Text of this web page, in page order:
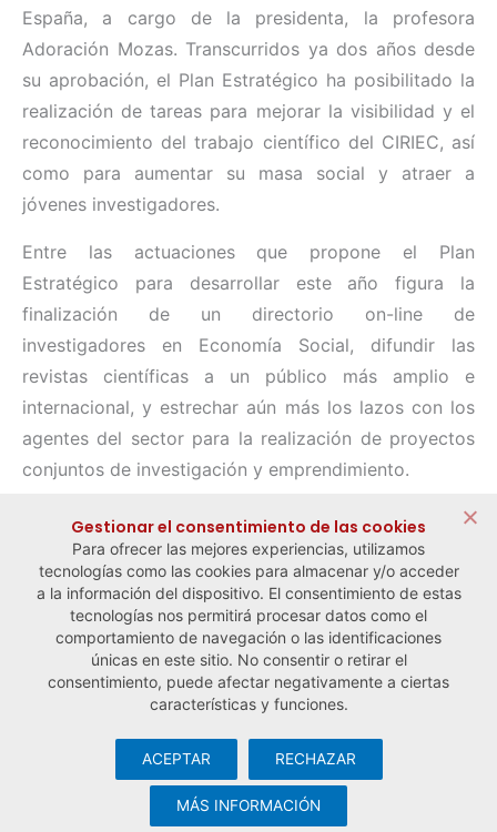
España, a cargo de la presidenta, la profesora
Adoración Mozas. Transcurridos ya dos años desde
su aprobación, el Plan Estratégico ha posibilitado la
realización de tareas para mejorar la visibilidad y el
reconocimiento del trabajo científico del CIRIEC, así
como para aumentar su masa social y atraer a
jóvenes investigadores.
Entre las actuaciones que propone el Plan
Estratégico para desarrollar este año figura la
finalización de un directorio on-line de
investigadores en Economía Social, difundir las
revistas científicas a un público más amplio e
internacional, y estrechar aún más los lazos con los
agentes del sector para la realización de proyectos
conjuntos de investigación y emprendimiento.
← Noticia anterior Noticia siguiente →
© Observatorio Español de la Economía Social y del Trabajo
Aviso legal y política de privacidad
cookies· Desarrollo web:Visualco
Gestionar el consentimiento de las cookies
Para ofrecer las mejores experiencias, utilizamos
tecnologías como las cookies para almacenar y/o acceder
a la información del dispositivo. El consentimiento de estas
tecnologías nos permitirá procesar datos como el
comportamiento de navegación o las identificaciones
únicas en este sitio. No consentir o retirar el
consentimiento, puede afectar negativamente a ciertas
características y funciones.
ACEPTAR RECHAZAR
MÁS INFORMACIÓN